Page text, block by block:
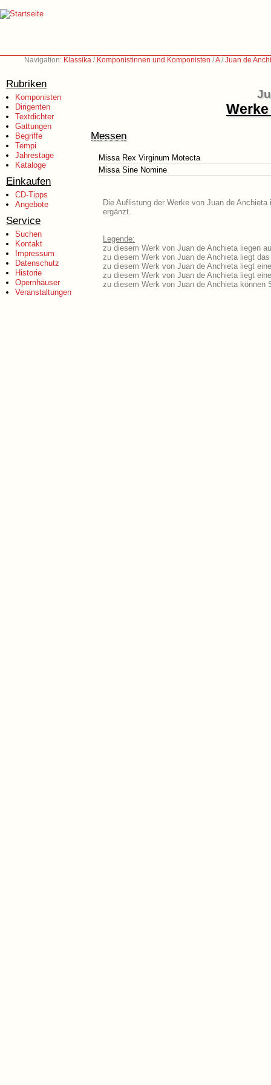
Navigation: Klassika / Komponistinnen und Komponisten /A/Juan de
Rubriken
Komponisten
Dirigenten
Textdichter
Gattungen
Begriffe
Tempi
Jahrestage
Kataloge
Einkaufen
CD-Tipps
Angebote
Service
Suchen
Kontakt
Impressum
Datenschutz
Historie
Opernhäuser
Veranstaltungen
Messen
Missa Rex Virginum Motecta
Missa Sine Nomine
Die Auflistung der Werke von Juan de
ergänzt.
Legende:
zu diesem Werk von Juan de Anchieta liegen
zu diesem Werk von Juan de Anchieta liegt
zu diesem Werk von Juan de Anchieta liegt
zu diesem Werk von Juan de Anchieta liegt
zu diesem Werk von Juan de Anchieta können